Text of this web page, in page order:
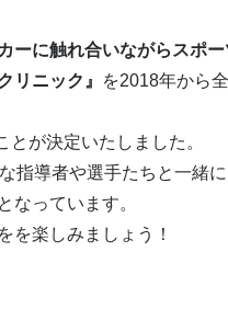
ーに触れ合いながらスポー
リニック』
を2018年から
とが決定いたしました。
指導者や選手たちと一緒に
なっています。
を楽しみましょう！